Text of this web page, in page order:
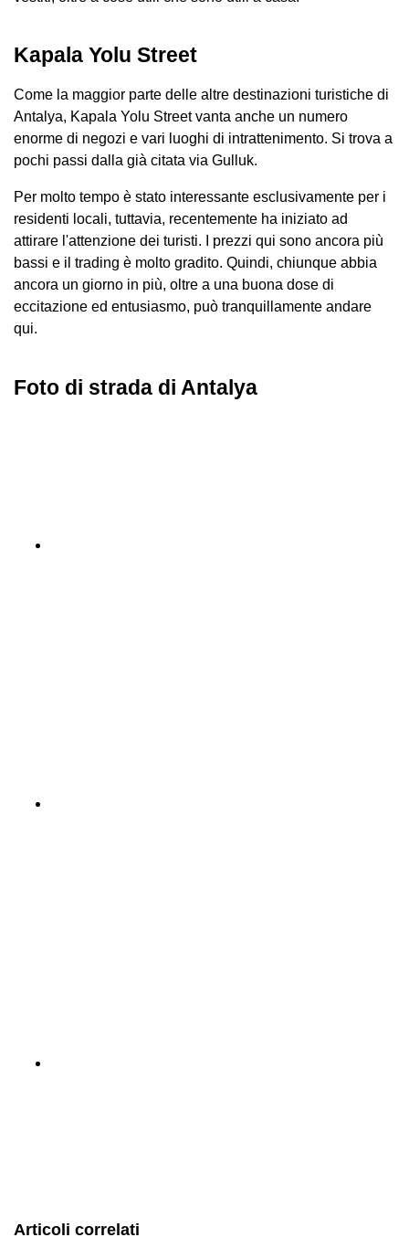
Kapala Yolu Street
Come la maggior parte delle altre destinazioni turistiche di
Antalya, Kapala Yolu Street vanta anche un numero
enorme di negozi e vari luoghi di intrattenimento. Si trova a
pochi passi dalla già citata via Gulluk.
Per molto tempo è stato interessante esclusivamente per i
residenti locali, tuttavia, recentemente ha iniziato ad
attirare l'attenzione dei turisti. I prezzi qui sono ancora più
bassi e il trading è molto gradito. Quindi, chiunque abbia
ancora un giorno in più, oltre a una buona dose di
eccitazione ed entusiasmo, può tranquillamente andare
qui.
Foto di strada di Antalya
Articoli correlati